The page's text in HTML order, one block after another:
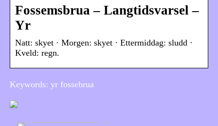
Fossemsbrua – Langtidsvarsel –
Yr
Natt: skyet · Morgen: skyet · Ettermiddag: sludd ·
Kveld: regn.
Keywords: yr fossebrua